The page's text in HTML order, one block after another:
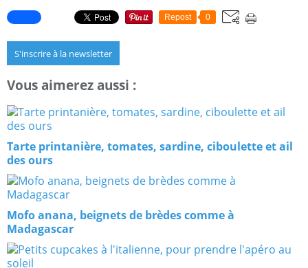
Repost 0
S'inscrire à la newsletter
Vous aimerez aussi :
Tarte printanière, tomates, sardine, ciboulette et ail
des ours
Mofo anana, beignets de brèdes comme à
Madagascar